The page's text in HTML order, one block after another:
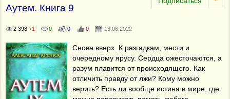
Аутем. Книга 9
2 398 +1 0 0 0 13.06.2022
Снова вверх. К разгадкам, мести и
очередному ярусу. Сердца ожесточаются, а
разум плавится от происходящего. Как
отличить правду от лжи? Кому можно
верить? Есть ли вообще истина в мире, где